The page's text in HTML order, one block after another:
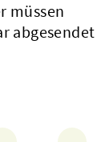
müssen
abgesendet